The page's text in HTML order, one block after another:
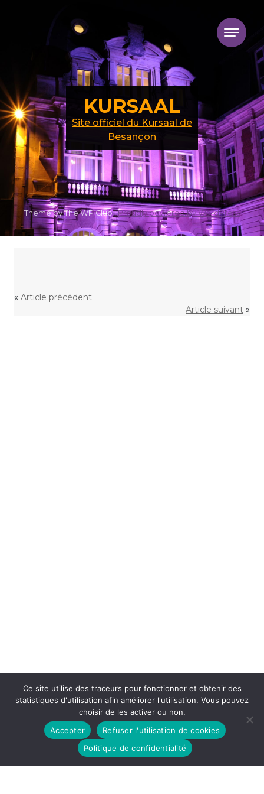
« Article précédent
Article suivant »
KURSAAL
Site officiel du Kursaal de
Besançon
Theme by The WP Club .Proudly powered by WordPress
Ce site utilise des traceurs pour fonctionner et obtenir des
statistiques d'utilisation afin améliorer l'utilisation. Vous pouvez
choisir de les activer ou non.
Accepter
Refuser l'utilisation de cookies
Politique de confidentialité